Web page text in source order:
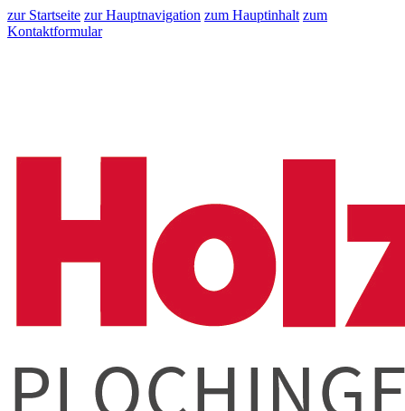
zur Startseite zur Hauptnavigation zum Hauptinhalt zum
Kontaktformular